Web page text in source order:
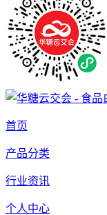
首页
产品分类
行业资讯
个人中心